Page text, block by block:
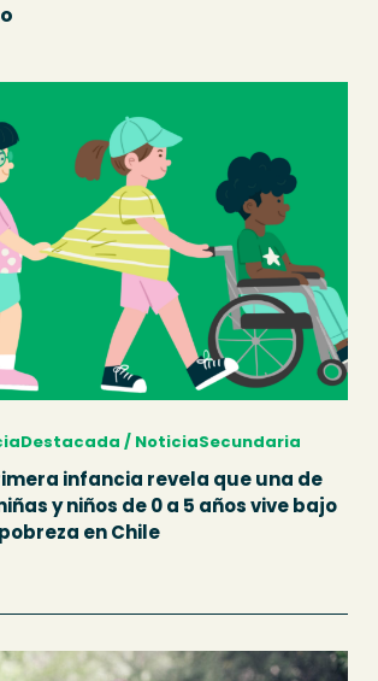
/ NoticiaSecundaria
infancia revela que una de
y niños de 0 a 5 años vive bajo
en Chile